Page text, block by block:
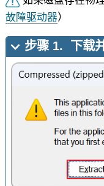
故障驱动器）
步骤 1. 下载